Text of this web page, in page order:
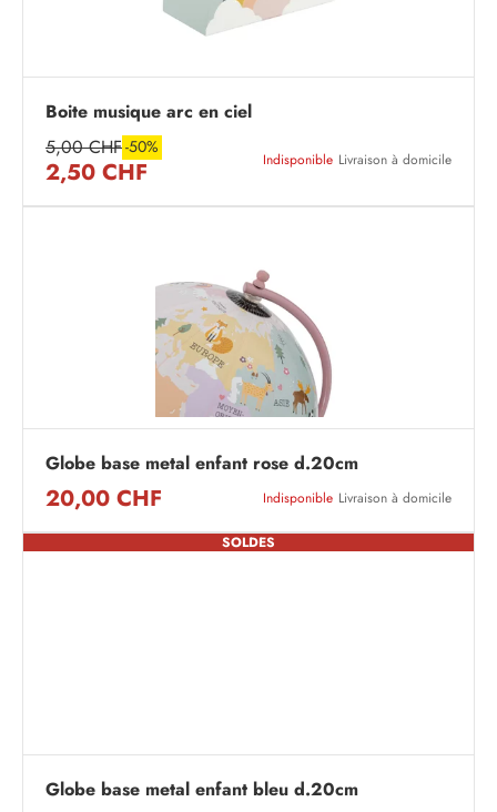
Boite musique arc en ciel
5,00 CHF-50%
2,50 CHF Indisponible Livraison à domicile
Globe base metal enfant rose d.20cm
20,00 CHF Indisponible Livraison à domicile
SOLDES
Globe base metal enfant bleu d.20cm